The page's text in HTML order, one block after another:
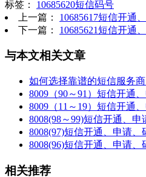
标签： 10685620短信码号
上一篇： 10685617短信开通
下一篇： 10685621短信开通
与本文相关文章
如何选择靠谱的短信服务商
8009（90～91）短信开通
8009（11～19）短信开通
8008(98～99)短信开通、
8008(97)短信开通、申请
8008(96)短信开通、申请
相关推荐